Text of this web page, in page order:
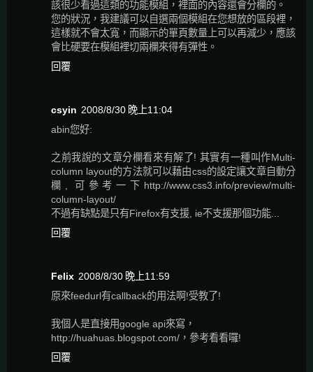
該很少看過這類的功能模組，裡面的內容還會分欄的。
您的狀況，我建議可以自選兩個模組在您想放的區段裡，
這樣就不會太寬，而顯示的單頁數量上可以再減少，應該
會比硬要在模組裡切兩欄來得有彈性。
回覆
csyin 2008/8/30 晚上11:04
abin您好:
之前我說的文章分欄看來有解了! 其實有一種叫作Multi-
column layout的方法就可以藉由css的設定讓文章自動分
欄, 可參考一下http://www.css3.info/preview/multi-
column-layout/
不過有缺點是只有Firefox有支援, ie不支援那個功能...
回覆
Felix 2008/8/30 晚上11:59
原來feedurl有callback的用法啊!受教了!
我個人是直接用google api來寫，
http://huahuas.blogspot.com/，參考看看囉!
回覆